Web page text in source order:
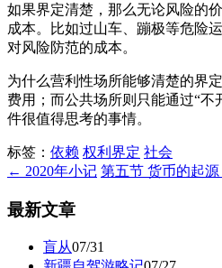
如果界定清楚，那么无论风险的
成本。比如过山车、蹦极等危险
对风险防范的成本。
为什么营利性场所能够清楚的界
费用；而公共场所则只能通过“不
件很值得思考的事情。
标签： 依赖 权利界定 社会
← 2020年小记 第五节 货币的起
最新文章
盲从07/31